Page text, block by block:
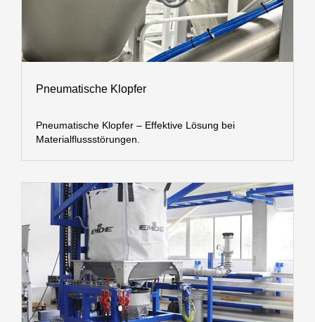
Pneumatische Klopfer
Pneumatische Klopfer – Effektive Lösung bei
Materialflussstörungen.